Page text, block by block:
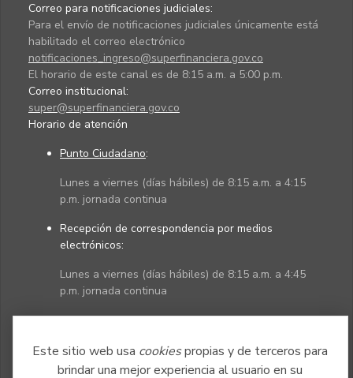
Este sitio web usa cookiespropias y de terceros para
brindar una mejor experiencia al usuario en su
Correo para notificaciones judiciales:
Para el envío de notificaciones judiciales únicamente está
habilitado el correo electrónico
notificaciones_ingreso@superfinanciera.gov.co
El horario de este canal es de 8:15 a.m. a 5:00 p.m.
Correo institucional:
super@superfinanciera.gov.co
Horario de atención
Punto Ciudadano:
Lunes a viernes (días hábiles) de 8:15 a.m. a 4:15
p.m. jornada continua
Recepción de correspondencia por medios
electrónicos:
Lunes a viernes (días hábiles) de 8:15 a.m. a 4:45
p.m. jornada continua